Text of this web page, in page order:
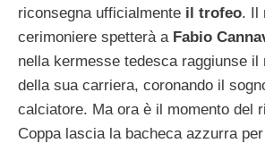
riconsegna ufficialmente il trofeo. Il
cerimoniere spetterà a Fabio
nella kermesse tedesca raggiunse il
della sua carriera, coronando il
calciatore. Ma ora è il momento del
Coppa lascia la bacheca azzurra